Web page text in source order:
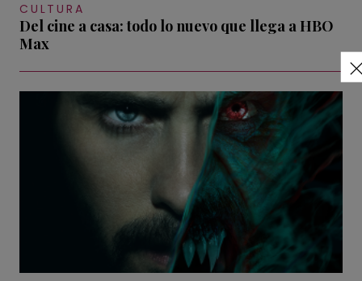
CULTURA
Del cine a casa: todo lo nuevo que llega a HBO
Max